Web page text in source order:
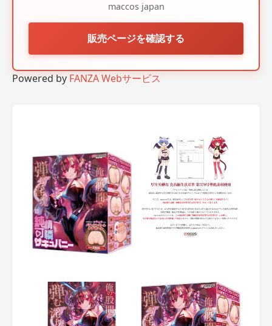
maccos japan
販売ページを確認する
Powered by FANZA Webサービス